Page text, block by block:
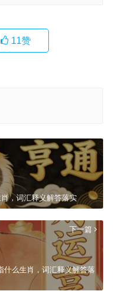
11赞
，词汇释义解答落实
下一篇
什么生肖，词汇释义解答落